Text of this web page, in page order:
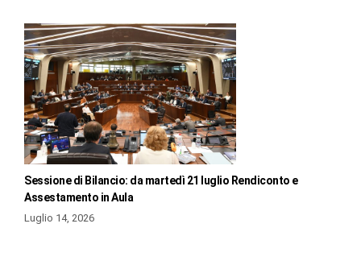
Sessione di Bilancio: da martedì 21 luglio Rendiconto e
Assestamento in Aula
Luglio 14, 2026